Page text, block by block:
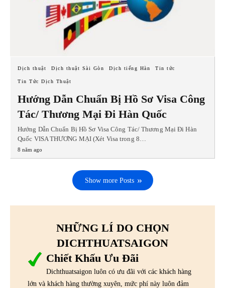
Dịch thuật Dịch thuật Sài Gòn Dịch tiếng Hàn Tin tức
Tin Tức Dịch Thuật
Hướng Dẫn Chuẩn Bị Hồ Sơ Visa Công
Tác/ Thương Mại Đi Hàn Quốc
Hướng Dẫn Chuẩn Bị Hồ Sơ Visa Công Tác/ Thương Mại Đi Hàn
Quốc VISA THƯƠNG MẠI (Xét Visa trong 8…
8 năm ago
Show more Posts
NHỮNG LÍ DO CHỌN
DICHTHUATSAIGON
Chiết Khấu Ưu Đãi
Dichthuatsaigon luôn có ưu đãi với các khách hàng
lớn và khách hàng thường xuyên, mức phí này luôn đảm